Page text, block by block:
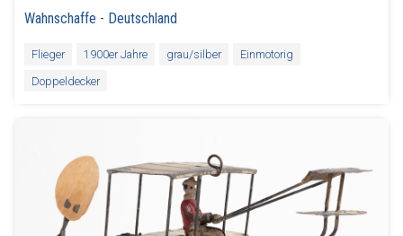
Wahnschaffe - Deutschland
Flieger 1900er Jahre grau/silber
Einmotorig
Doppeldecker